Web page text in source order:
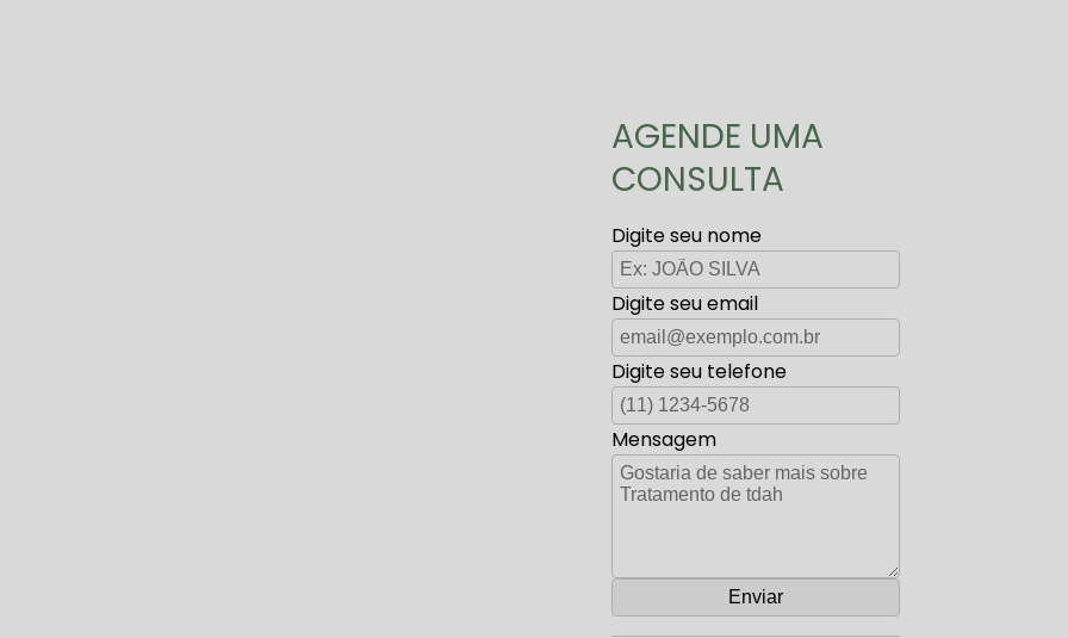
AGENDE UMA
CONSULTA
Digite seu nome
Digite seu email
Digite seu telefone
Mensagem